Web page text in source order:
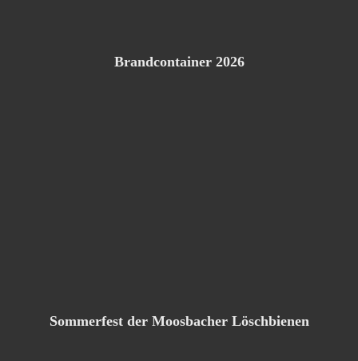
Brandcontainer 2026
Sommerfest der Moosbacher Löschbienen